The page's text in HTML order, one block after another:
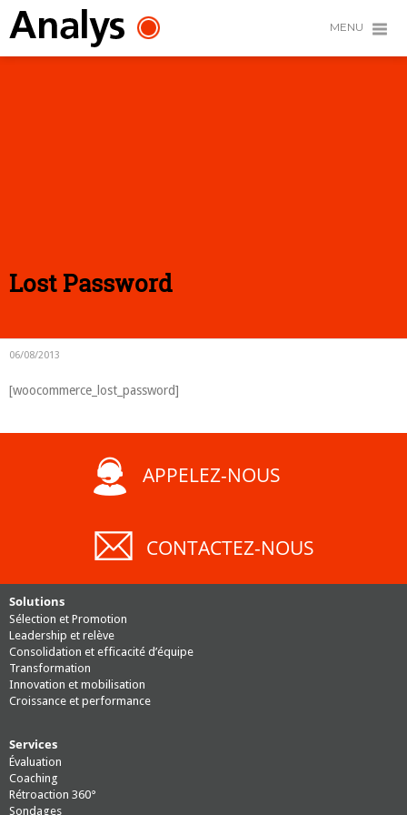
MENU
Lost Password
06/08/2013
[woocommerce_lost_password]
APPELEZ-NOUS
CONTACTEZ-NOUS
Solutions
Sélection et Promotion
Leadership et relève
Consolidation et efficacité d’équipe
Transformation
Innovation et mobilisation
Croissance et performance
Services
Évaluation
Coaching
Rétroaction 360°
Sondages